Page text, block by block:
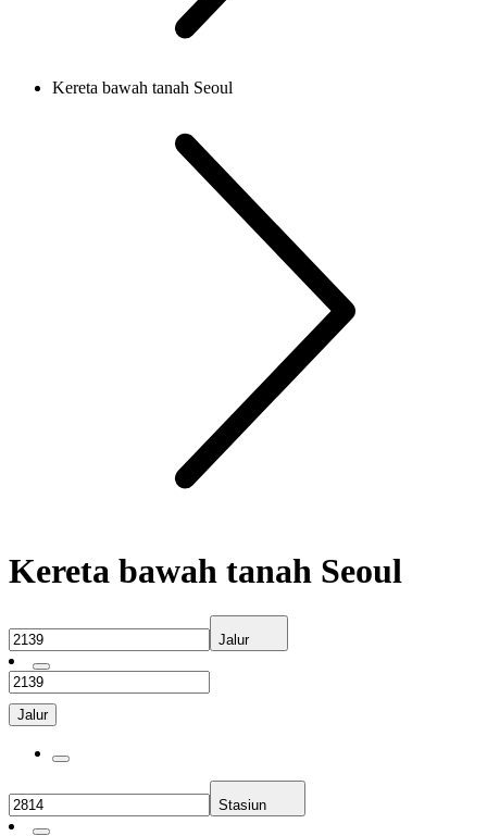
Kereta bawah tanah Seoul
Kereta bawah tanah Seoul
Jalur
Jalur
Stasiun